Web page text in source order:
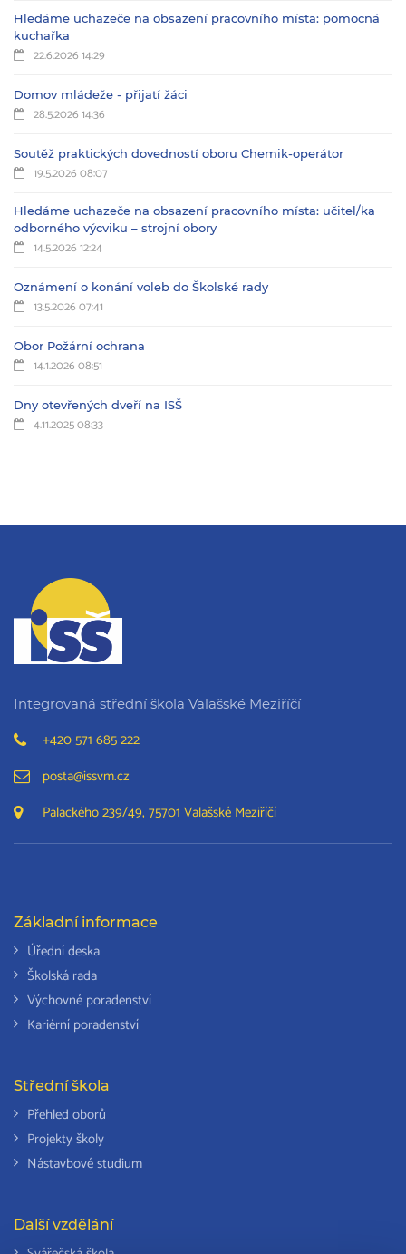
Hledáme uchazeče na obsazení pracovního místa: pomocná
kuchařka
22.6.2026 14:29
Domov mládeže - přijatí žáci
28.5.2026 14:36
Soutěž praktických dovedností oboru Chemik-operátor
19.5.2026 08:07
Hledáme uchazeče na obsazení pracovního místa: učitel/ka
odborného výcviku – strojní obory
14.5.2026 12:24
Oznámení o konání voleb do Školské rady
13.5.2026 07:41
Obor Požární ochrana
14.1.2026 08:51
Dny otevřených dveří na ISŠ
4.11.2025 08:33
Integrovaná střední škola Valašské Meziříčí
+420 571 685 222
posta@issvm.cz
Palackého 239/49, 75701 Valašské Meziříčí
Základní informace
Úřední deska
Školská rada
Výchovné poradenství
Kariérní poradenství
Střední škola
Přehled oborů
Projekty školy
Nástavbové studium
Další vzdělání